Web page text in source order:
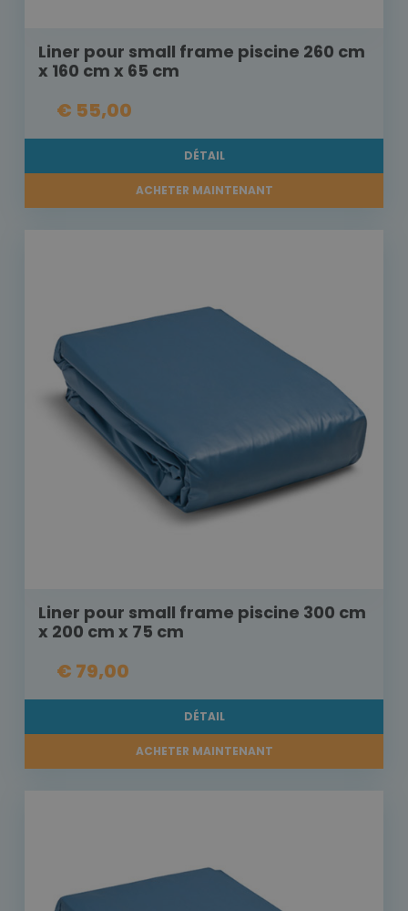
Liner pour small frame piscine 260 cm
x 160 cm x 65 cm
€ 55,00
DÉTAIL
ACHETER MAINTENANT
Liner pour small frame piscine 300 cm
x 200 cm x 75 cm
€ 79,00
DÉTAIL
ACHETER MAINTENANT